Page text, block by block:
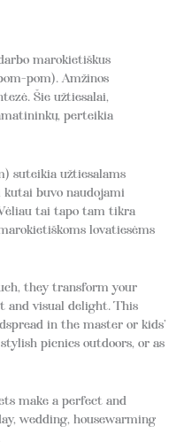
marokietiškus
pom). Amžinos
Šie užtiesalai,
perteikia
suteikia užtiesalams
kutai buvo naudojami
tai tapo tam tikra
lovatiesėms
they transform your
and visual delight. This
in the master or kids’
picnics outdoors, or as
make a perfect and
wedding, housewarming